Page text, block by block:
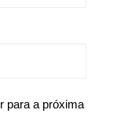
para a próxima